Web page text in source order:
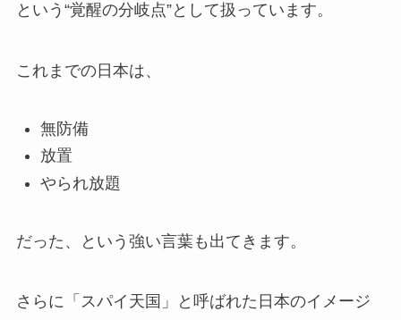
という“覚醒の分岐点”として扱っています。
これまでの日本は、
無防備
放置
やられ放題
だった、という強い言葉も出てきます。
さらに「スパイ天国」と呼ばれた日本のイメージ